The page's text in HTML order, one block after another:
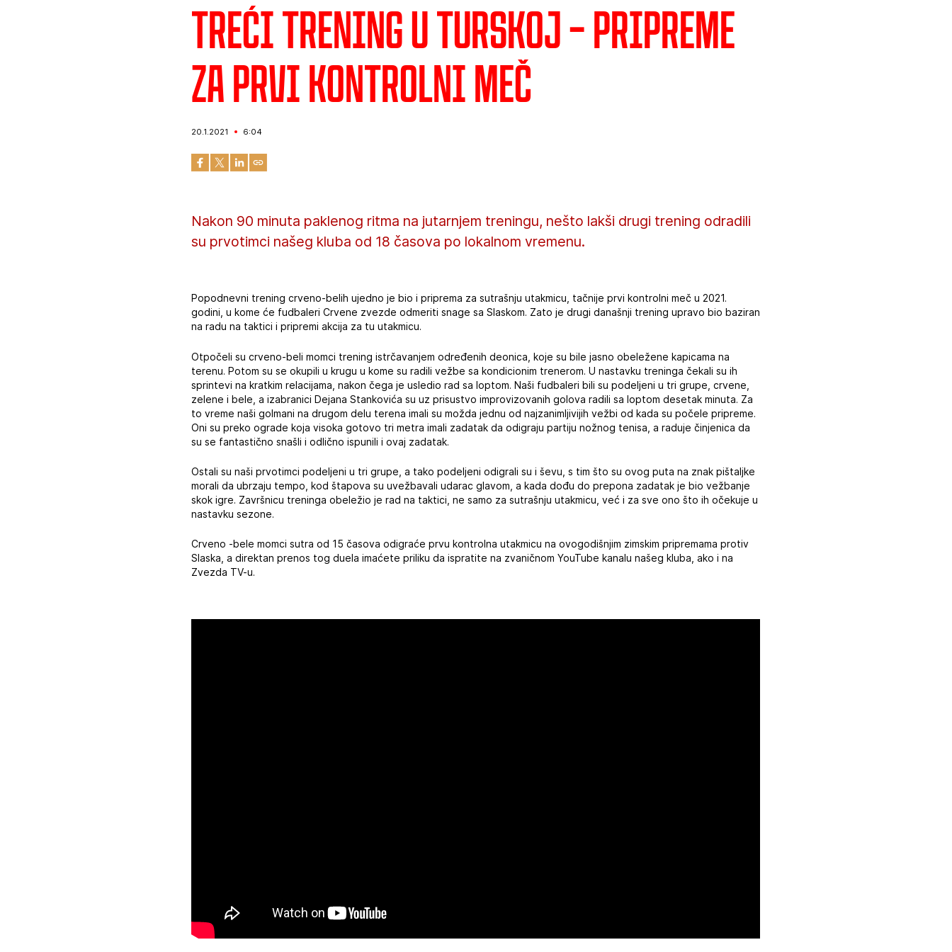
Treći trening u Turskoj – Pripreme
za prvi kontrolni meč
20.1.2021 6:04
Nakon 90 minuta paklenog ritma na jutarnjem treningu, nešto lakši drugi trening odradili
su prvotimci našeg kluba od 18 časova po lokalnom vremenu.
Popodnevni trening crveno-belih ujedno je bio i priprema za sutrašnju utakmicu, tačnije prvi kontrolni meč u 2021.
godini, u kome će fudbaleri Crvene zvezde odmeriti snage sa Slaskom. Zato je drugi današnji trening upravo bio baziran
na radu na taktici i pripremi akcija za tu utakmicu.
Otpočeli su crveno-beli momci trening istrčavanjem određenih deonica, koje su bile jasno obeležene kapicama na
terenu. Potom su se okupili u krugu u kome su radili vežbe sa kondicionim trenerom. U nastavku treninga čekali su ih
sprintevi na kratkim relacijama, nakon čega je usledio rad sa loptom. Naši fudbaleri bili su podeljeni u tri grupe, crvene,
zelene i bele, a izabranici Dejana Stankovića su uz prisustvo improvizovanih golova radili sa loptom desetak minuta. Za
to vreme naši golmani na drugom delu terena imali su možda jednu od najzanimljivijih vežbi od kada su počele pripreme.
Oni su preko ograde koja visoka gotovo tri metra imali zadatak da odigraju partiju nožnog tenisa, a raduje činjenica da
su se fantastično snašli i odlično ispunili i ovaj zadatak.
Ostali su naši prvotimci podeljeni u tri grupe, a tako podeljeni odigrali su i ševu, s tim što su ovog puta na znak pištaljke
morali da ubrzaju tempo, kod štapova su uvežbavali udarac glavom, a kada dođu do prepona zadatak je bio vežbanje
skok igre. Završnicu treninga obeležio je rad na taktici, ne samo za sutrašnju utakmicu, već i za sve ono što ih očekuje u
nastavku sezone.
Crveno -bele momci sutra od 15 časova odigraće prvu kontrolna utakmicu na ovogodišnjim zimskim pripremama protiv
Slaska, a direktan prenos tog duela imaćete priliku da ispratite na zvaničnom YouTube kanalu našeg kluba, ako i na
Zvezda TV-u.